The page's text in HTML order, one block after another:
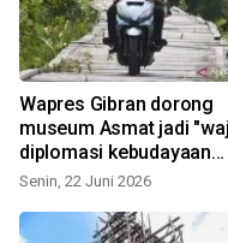
Wapres Gibran dorong
museum Asmat jadi
diplomasi kebudayaan
Papua
Senin, 22 Juni 2026